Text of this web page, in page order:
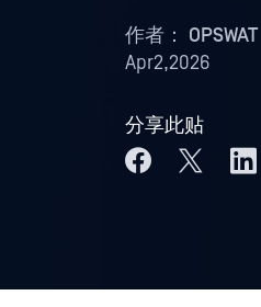
作者： OPSWAT
Apr2,2026
分享此贴